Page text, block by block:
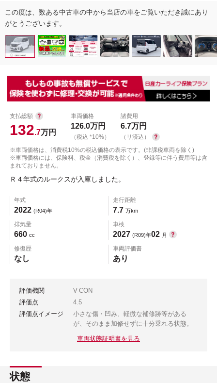
この度は、数ある中古車の中から当店の車をご覧いただき誠にあり
がとうございます。
支払総額
132.7万円
車両価格
126.0万円
（税込 *10%）
諸費用
6.7万円
（リ済込）
※車両価格は、消費税10%の税込価格の表示です。(非課税車両を除く)
※車両価格には、保険料、税金（消費税を除く）、登録等に伴う費用等は含
まれておりません。
Ｒ４年式のルークスが入庫しました。
年式
2022 (R04)年
走行距離
7.7 万km
排気量
660 cc
車検
2027 (R09)年02 月
修復歴
なし
車両評価書
あり
評価機関
V-CON
評価点
4.5
評価点イメージ
小さな傷・凹み、軽微な補修跡等がある
が、そのまま加修せずに十分乗れる状態。
車両状態証明書を見る
状態